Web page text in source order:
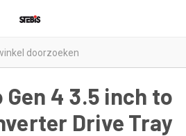
4 3.5 inch to
Drive Tray